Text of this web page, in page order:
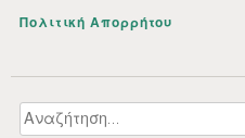
Πολιτική Απορρήτου
Αναζήτηση